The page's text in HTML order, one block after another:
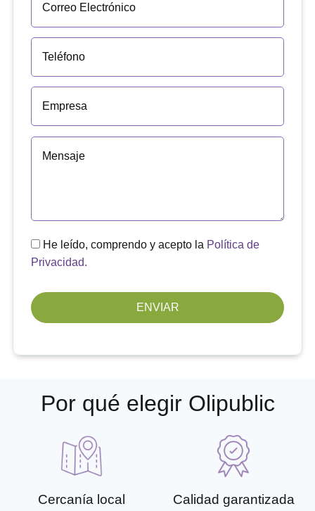
He leído, comprendo y acepto la Política de
Privacidad.
Por qué elegir Olipublic
Cercanía local Calidad garantizada